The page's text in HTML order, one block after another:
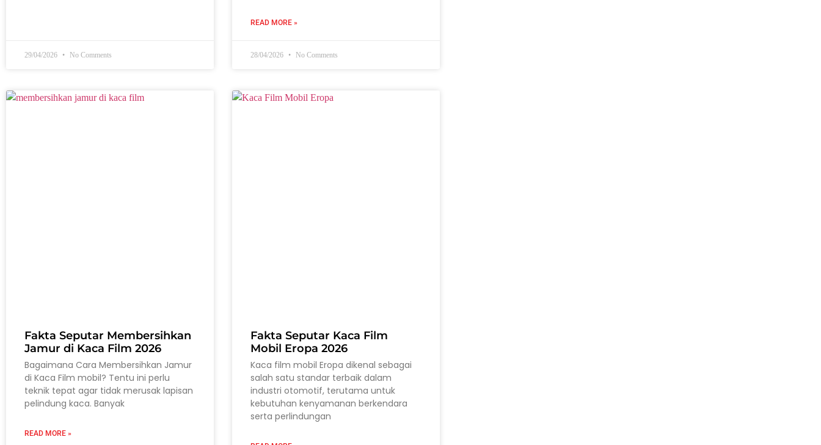
29/04/2026 No Comments
READ MORE »
28/04/2026 No Comments
Fakta Seputar Membersihkan
Jamur di Kaca Film 2026
Bagaimana Cara Membersihkan Jamur
di Kaca Film mobil? Tentu ini perlu
teknik tepat agar tidak merusak lapisan
pelindung kaca. Banyak
READ MORE »
Fakta Seputar Kaca Film
Mobil Eropa 2026
Kaca film mobil Eropa dikenal sebagai
salah satu standar terbaik dalam
industri otomotif, terutama untuk
kebutuhan kenyamanan berkendara
serta perlindungan